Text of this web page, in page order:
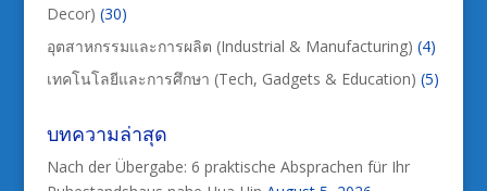
Decor) (30)
อุตสาหกรรมและการผลิต (Industrial & Manufacturing) (4)
เทคโนโลยีและการศึกษา (Tech, Gadgets & Education) (5)
บทความล่าสุด
Nach der Übergabe: 6 praktische Absprachen für Ihr